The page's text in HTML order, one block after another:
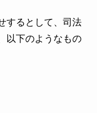
するとして、司法
以下のようなもの